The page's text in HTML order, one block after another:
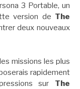
3 Portable, un
version de The
deux nouveaux
missions les plus
rapidement
sur The